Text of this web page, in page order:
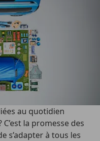
au quotidien
la promesse des
s’adapter à tous les